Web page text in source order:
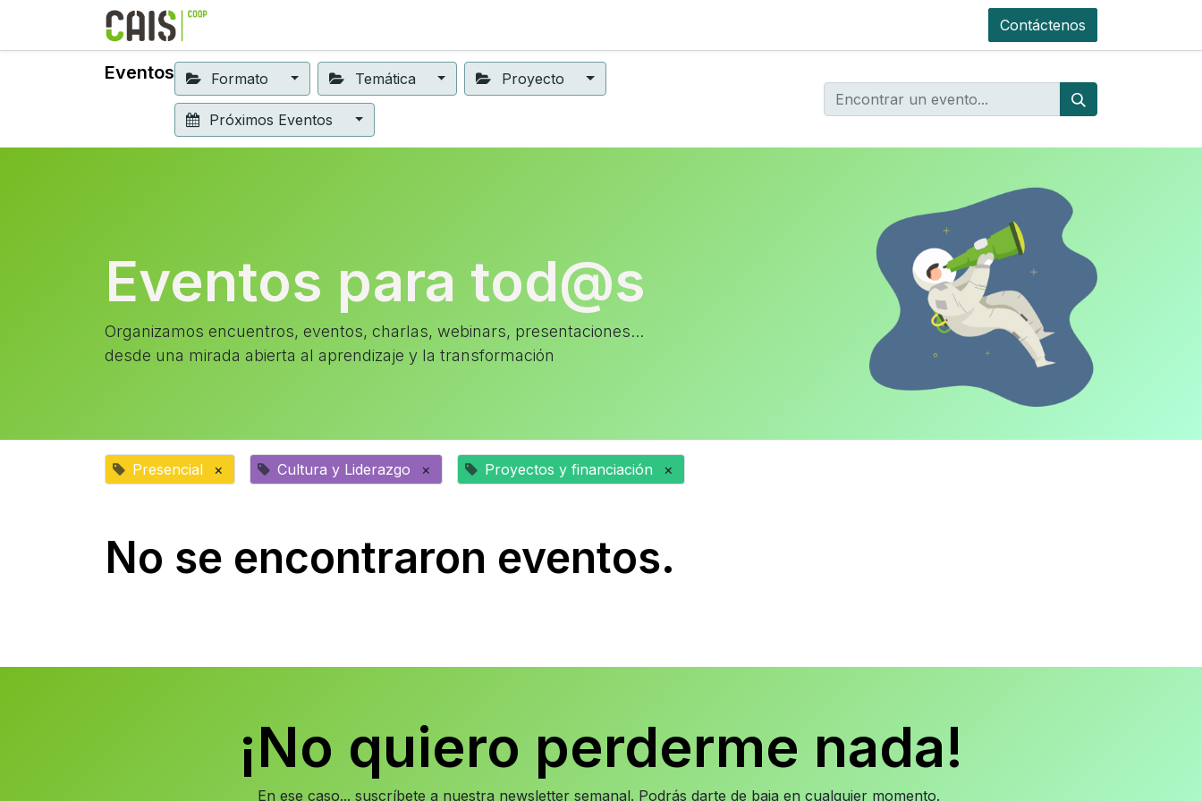
Contáctenos
Eventos Formato Temática Proyecto
Próximos Eventos
Eventos para tod@s
Organizamos encuentros, eventos, charlas, webinars, presentaciones...
desde una mirada abierta al aprendizaje y la transformación
Presencial × Cultura y Liderazgo × Proyectos y financiación ×
No se encontraron eventos.
¡No quiero perderme nada!
En ese caso... suscríbete a nuestra newsletter semanal. Podrás darte de baja en cualquier momento.